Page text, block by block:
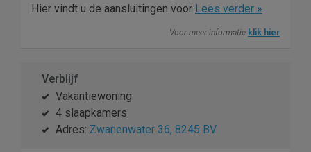
Hier vindt u de aansluitingen voor Lees verder »
Voor meer informatie klik hier
Verblijf
Vakantiewoning
4 slaapkamers
Adres: Zwanenwater 36, 8245 BV